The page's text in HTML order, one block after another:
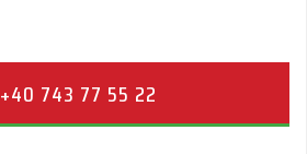
+40 743 77 55 22